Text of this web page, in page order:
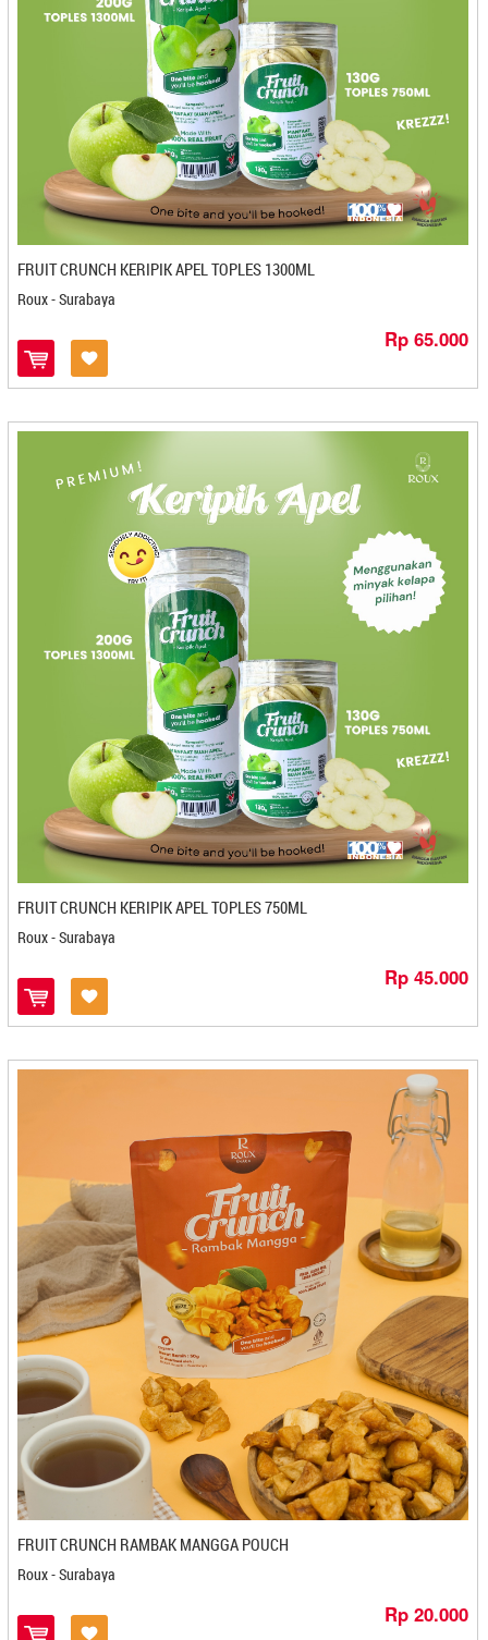
Leni Snack - Pekanbaru
Lestari - Magelang
Leya Oleh Oleh - Bontang
Lima Rempah - Magelang
Limonan - Medan
Livana Spikoe - Jakarta
Lizmon - Bogor
Loenpia Mbak Lien - Semarang
Luti Gendang - Tanjung Pinang
M@sku - Cilacap
Madame Azalia - Cilegon
Madu Habang - Pangkal Pinang
Magelangan Bandeng Presto - Magelang
Magilang - Banjarbaru
Mahabbah Salwis - Banjarbaru
Mahira Snack - Cilegon
Mak Abang - Bontang
Mak Plengeh - Kediri
Mama Dildan - Banjarbaru
Mamak Ketceh - Cilacap
Mamak Ketjeh - Cilacap
Mandainoor - Balikpapan
Manisan Jambu Aguan - Medan
Mantao Fya - Balikpapan
Mantao Pare - Makasar
Mariama - Kediri
Marquez - Medan
MAWAR BODAS - Cilegon
Mayasari Bakery - Bandung
Meatless Kingdom - Bandung
Medan Napoleon - Medan
Mee Mee Pusat Oleh-oleh - Cilegon
Mekar Mandiri - Bontang
Mekar Snack - Medan
Mekarsari - Kediri
Memey - Cirebon
Meranti - Medan
Mi Cook Mie Kocok - Bandung
Mickey Mouse - Banjarmasin
Mie Baso Sosis Yen - Bandung
Milansa Snack - Yogyakarta
Mirza - Pontianak
Misterpia - Malang
Mochi A Yani - Sukabumi
Mpok Nini - Bekasi
Mr. Pikuk - Balikpapan
Mubarok - Mojokerto
Mutiara Luwak - Bandar Lampung
Nayadam - Batam
Ndaqies - Bandung
Neng Rum Sari - Cilegon
Nera Coffee - Medan
Nipaloka Eggroll - Cilegon
FRUIT CRUNCH KERIPIK APEL TOPLES 1300ML
Roux - Surabaya
Rp 65.000
FRUIT CRUNCH KERIPIK APEL TOPLES 750ML
Roux - Surabaya
Rp 45.000
FRUIT CRUNCH RAMBAK MANGGA POUCH
Roux - Surabaya
Rp 20.000